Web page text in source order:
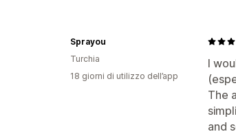
I
The
and
Sprayou
Turchia
18 giorni di utilizzo dell’app